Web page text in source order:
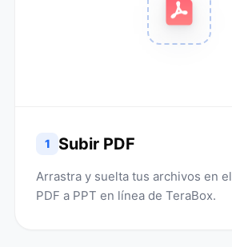
1 Subir PDF
Arrastra y suelta tus archivos en
PDF a PPT en línea de TeraBox.